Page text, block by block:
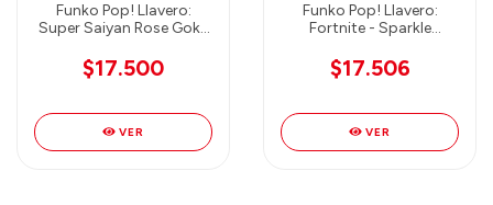
Funko Pop! Llavero:
Super Saiyan Rose Goku
$17.500
VER
Funko Pop! Llavero:
Fortnite - Sparkle
$17.506
VER